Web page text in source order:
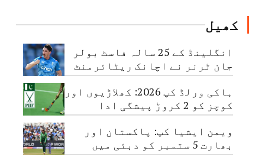
کھیل
انگلینڈ کے 25 سالہ فاسٹ بولر
جان ٹرنر نے اچانک ریٹائرمنٹ
لے لی
ہاکی ورلڈ کپ 2026: کھلاڑیوں اور
کوچز کو 2 کروڑ پیشگی ادا
ویمن ایشیا کپ: پاکستان اور
بھارت 5 ستمبر کو دبئی میں